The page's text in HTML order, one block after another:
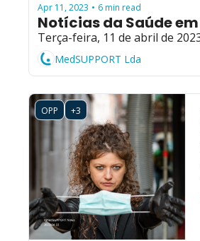
Apr 11, 2023 • 6 min read
Notícias da Saúde
Terça-feira, 11 de abril de
MedSUPPORT Lda
OPP +3